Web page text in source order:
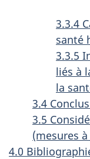
3.3.4
santé
3.3.5
liés à
la
3.4
3.5
(mesures
4.0